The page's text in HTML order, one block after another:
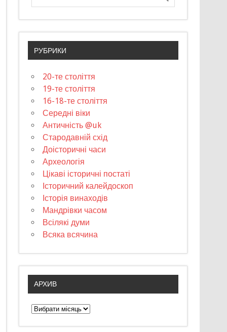
РУБРИКИ
20-те століття
19-те століття
16-18-те століття
Середні віки
Античність @uk
Стародавній схід
Доісторичні часи
Археологія
Цікаві історичні постаті
Історичний калейдоскоп
Історія винаходів
Мандрівки часом
Всілякі думи
Всяка всячина
АРХИВ
А
р
х